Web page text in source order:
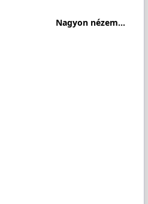
Nagyon nézem...